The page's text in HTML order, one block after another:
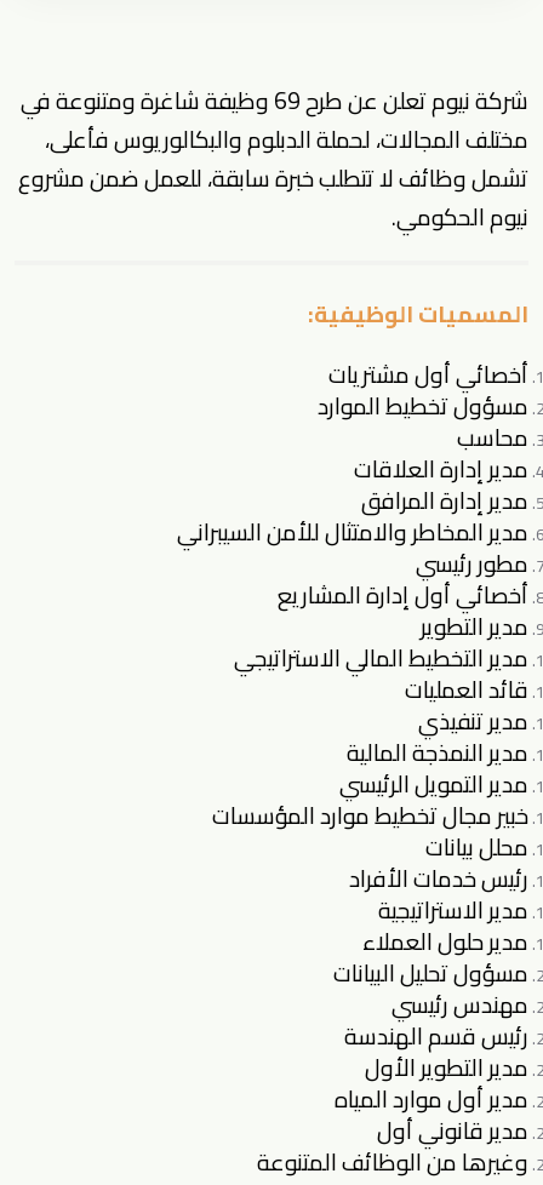
شركة نيوم تعلن عن طرح 69 وظيفة شاغرة ومتنوعة في
مختلف المجالات، لحملة الدبلوم والبكالوريوس فأعلى،
تشمل وظائف لا تتطلب خبرة سابقة، للعمل ضمن مشروع
نيوم الحكومي.
المسميات الوظيفية:
أخصائي أول مشتريات
مسؤول تخطيط الموارد
محاسب
مدير إدارة العلاقات
مدير إدارة المرافق
مدير المخاطر والامتثال للأمن السيبراني
مطور رئيسي
أخصائي أول إدارة المشاريع
مدير التطوير
مدير التخطيط المالي الاستراتيجي
قائد العمليات
مدير تنفيذي
مدير النمذجة المالية
مدير التمويل الرئيسي
خبير مجال تخطيط موارد المؤسسات
محلل بيانات
رئيس خدمات الأفراد
مدير الاستراتيجية
مدير حلول العملاء
مسؤول تحليل البيانات
مهندس رئيسي
رئيس قسم الهندسة
مدير التطوير الأول
مدير أول موارد المياه
مدير قانوني أول
وغيرها من الوظائف المتنوعة